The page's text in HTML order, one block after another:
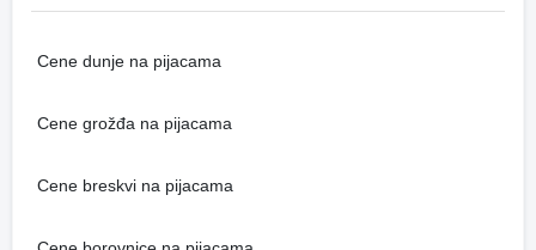
Cene dunje na pijacama
Cene grožđa na pijacama
Cene breskvi na pijacama